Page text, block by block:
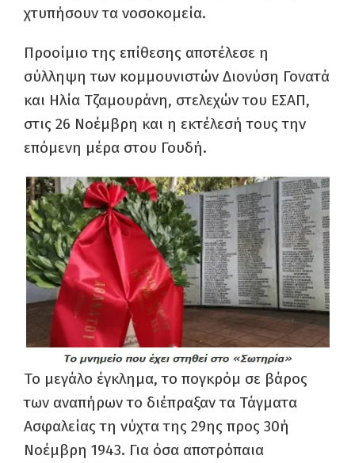
χτυπήσουν τα νοσοκομεία.
Προοίμιο της επίθεσης αποτέλεσε η
σύλληψη των κομμουνιστών Διονύση Γονατά
και Ηλία Τζαμουράνη, στελεχών του ΕΣΑΠ,
στις 26 Νοέμβρη και η εκτέλεσή τους την
επόμενη μέρα στου Γουδή.
Το μεγάλο έγκλημα, το πογκρόμ σε βάρος
των αναπήρων το διέπραξαν τα Τάγματα
Ασφαλείας τη νύχτα της 29ης προς 30ή
Νοέμβρη 1943. Για όσα αποτρόπαια